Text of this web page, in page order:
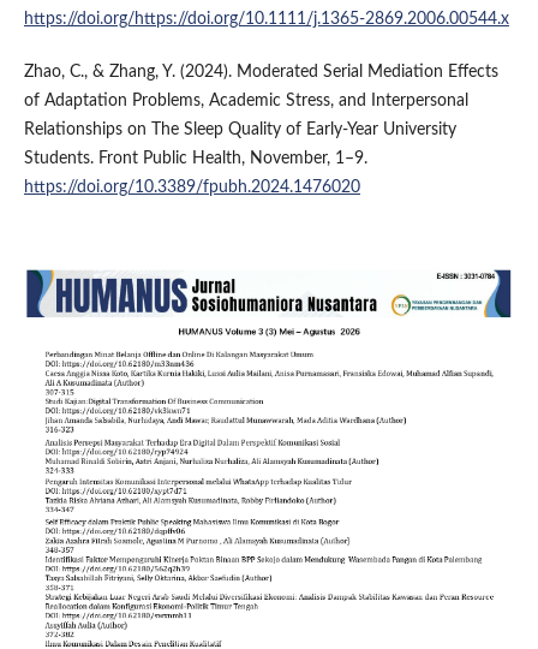
https://doi.org/https://doi.org/10.1111/j.1365-2869.2006.00544.x
Zhao, C., & Zhang, Y. (2024). Moderated Serial Mediation Effects
of Adaptation Problems, Academic Stress, and Interpersonal
Relationships on The Sleep Quality of Early-Year University
Students. Front Public Health, November, 1–9.
https://doi.org/10.3389/fpubh.2024.1476020